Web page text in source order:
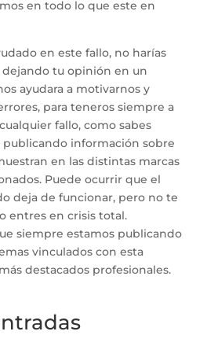
en todo lo que este en
en este fallo, no harías
tu opinión en un
ayudara a motivarnos y
para teneros siempre a
fallo, como sabes
información sobre
en las distintas marcas
Puede ocurrir que el
deja de funcionar, pero no te
entres en crisis total.
siempre estamos publicando
vinculados con esta
destacados profesionales.